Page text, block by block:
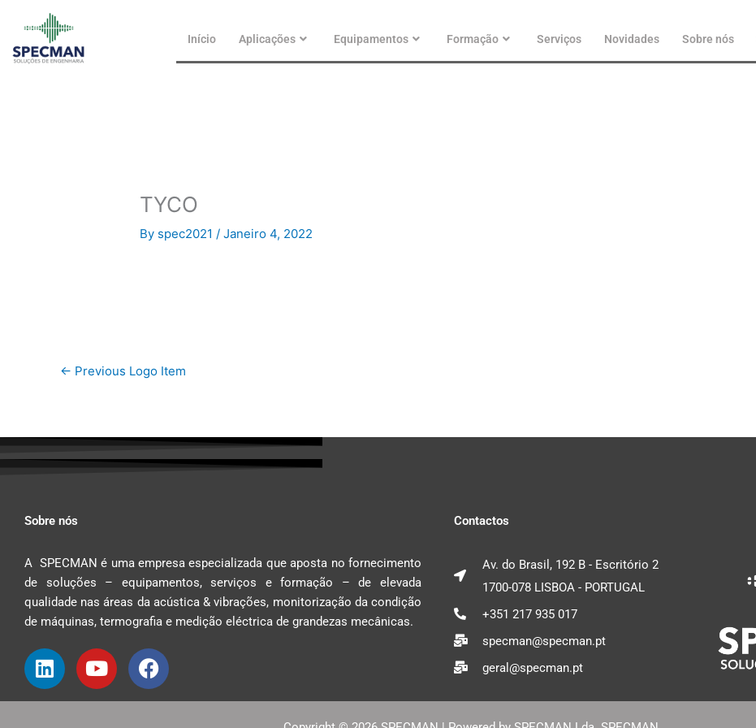
content
Início Aplicações Equipamentos Formação Serviços Novidades Sobre nós
TYCO
By spec2021/Janeiro 4, 2022
← Previous Logo Item
Sobre nós
A SPECMAN é uma empresa especializada que aposta no fornecimento
de soluções – equipamentos, serviços e formação – de elevada
qualidade nas áreas da acústica & vibrações, monitorização da condição
de máquinas, termografia e medição eléctrica de grandezas mecânicas.
L
i
Y
o
F
a
Contactos
Av. do Brasil, 192 B - Escritório 2
1700-078 LISBOA - PORTUGAL
+351 217 935 017
specman@specman.pt
geral@specman.pt